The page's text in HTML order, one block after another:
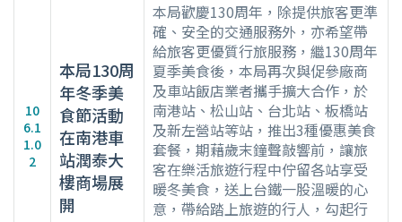
10
6.1
1.0
2
本局130周
年冬季美
食節活動
在南港車
站潤泰大
樓商場展
開
本局歡慶130周年，除提供旅客更準
確、安全的交通服務外，亦希望帶
給旅客更優質行旅服務，繼130周年
夏季美食後，本局再次與促參廠商
及車站飯店業者攜手擴大合作，於
南港站、松山站、台北站、板橋站
及新左營站等站，推出3種優惠美食
套餐，期藉歲末鐘聲敲響前，讓旅
客在樂活旅遊行程中佇留各站享受
暖冬美食，送上台鐵一股溫暖的心
意，帶給踏上旅遊的行人，勾起行